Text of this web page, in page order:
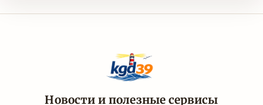
Новости и полезные сервисы